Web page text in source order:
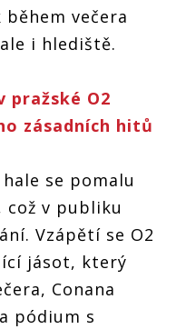
večera
i hlediště.
pražské O2
zásadních hitů
se pomalu
což v publiku
Vzápětí se O2
jásot, který
Conana
pódium s